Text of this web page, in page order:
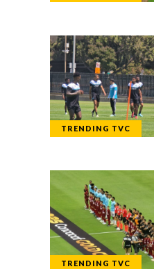
TRENDING TVC
TRENDING TVC